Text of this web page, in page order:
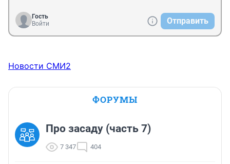
Гость
Войти
Отправить
Новости СМИ2
ФОРУМЫ
Про засаду (часть 7)
7 347 404